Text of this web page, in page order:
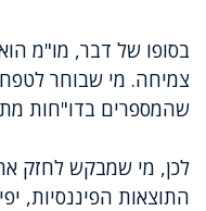
בסופו של דבר, מו"מ
צמיחה. מי שבוחר
שהמספרים בדו"חות
לכן, מי שמבקש לחזק
התוצאות הפיננסיות,